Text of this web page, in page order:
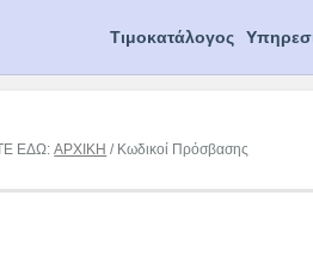
Τιμοκατάλογος
ΕΔΩ:ΑΡΧΙΚΗ / Κωδικοί Πρόσβασης